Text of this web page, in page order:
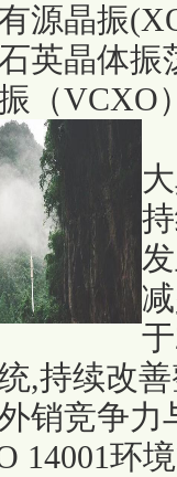
源晶振
英晶体振
（VCXO
,持续改
销竞争
14001环